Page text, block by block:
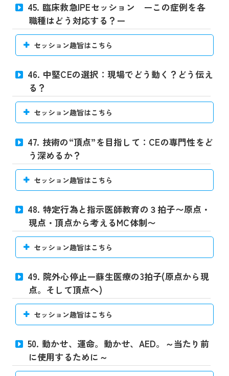
45. 臨床救急IPEセッション ーこの症例を各
職種はどう対応する？ー
セッション趣旨はこちら
46. 中堅CEの選択：現場でどう動く？どう伝え
る？
セッション趣旨はこちら
47. 技術の“頂点”を目指して：CEの専門性をど
う深めるか？
セッション趣旨はこちら
48. 特定行為と指示医師教育の３拍子〜原点・
現点・頂点から考えるMC体制〜
セッション趣旨はこちら
49. 院外心停止ー蘇生医療の3拍子(原点から現
点。そして頂点へ)
セッション趣旨はこちら
50. 動かせ、運命。動かせ、AED。～当たり前
に使用するために～